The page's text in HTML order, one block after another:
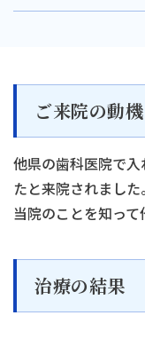
ご来院の動機
他県の歯科医院で
たと来院されました。
当院のことを知って
治療の結果